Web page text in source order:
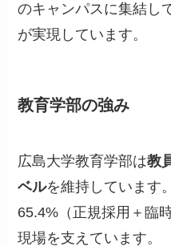
のキャンパスに集結し
が実現しています。
教育学部の強み
広島大学教育学部は教
ベルを維持しています
65.4%（正規採用＋臨
現場を支えています。